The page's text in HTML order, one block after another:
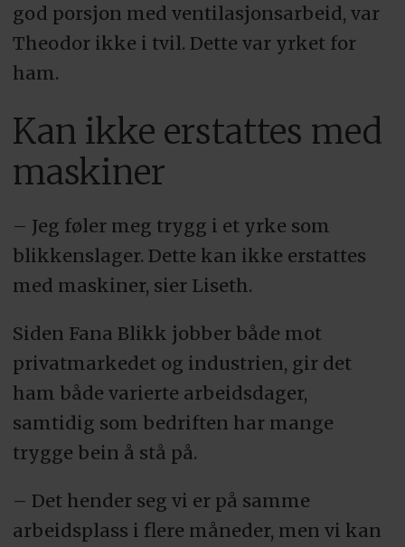
god porsjon med ventilasjonsarbeid, var
Theodor ikke i tvil. Dette var yrket for
ham.
Kan ikke erstattes med
maskiner
– Jeg føler meg trygg i et yrke som
blikkenslager. Dette kan ikke erstattes
med maskiner, sier Liseth.
Siden Fana Blikk jobber både mot
privatmarkedet og industrien, gir det
ham både varierte arbeidsdager,
samtidig som bedriften har mange
trygge bein å stå på.
– Det hender seg vi er på samme
arbeidsplass i flere måneder, men vi kan